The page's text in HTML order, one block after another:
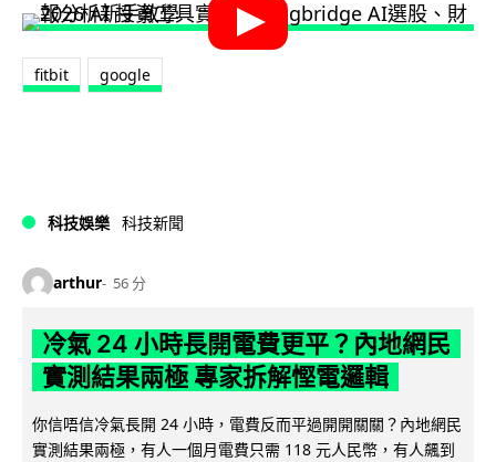
fitbit google
科技娛樂 科技新聞
arthur 56 分
冷氣 24 小時長開電費更平？內地網民
實測結果兩極 專家拆解慳電邏輯
你信唔信冷氣長開 24 小時，電費反而平過開開關關？內地網民
實測結果兩極，有人一個月電費只需 118 元人民幣，有人飆到